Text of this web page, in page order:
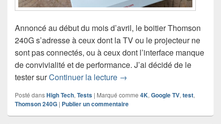
Annoncé au début du mois d’avril, le boitier Thomson
240G s’adresse à ceux dont la TV ou le projecteur ne
sont pas connectés, ou à ceux dont l’interface manque
de convivialité et de performance. J’ai décidé de le
tester surContinuer la lecture Test du lecteur Google TV
→
Posté dansHigh Tech, Tests | Marqué comme 4K, Google TV, test,
Thomson 240G | Publier un commentaire